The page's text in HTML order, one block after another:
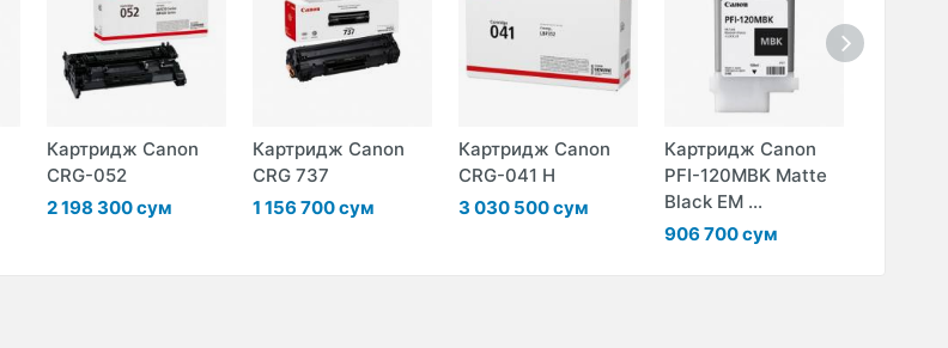
Картридж Canon
CRG-052
2 198 300 сум
Картридж Canon
CRG 737
1 156 700 сум
Картридж Canon
CRG-041 H
3 030 500 сум
Картридж Canon
PFI-120MBK Matte
Black EM ...
906 700 сум